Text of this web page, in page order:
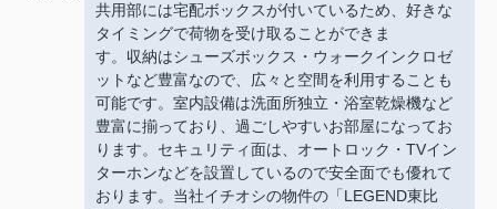
共用部には宅配ボックスが付いているため、好きな
タイミングで荷物を受け取ることができま
す。収納はシューズボックス・ウォークインクロゼ
ットなど豊富なので、広々と空間を利用することも
可能です。室内設備は洗面所独立・浴室乾燥機など
豊富に揃っており、過ごしやすいお部屋になってお
ります。セキュリティ面は、オートロック・TVイン
ターホンなどを設置しているので安全面でも優れて
おります。当社イチオシの物件の「LEGEND東比